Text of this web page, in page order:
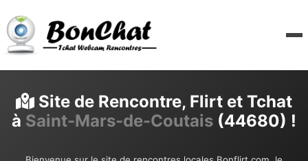
Site de Rencontre, Flirt et Tchat
à Saint-Mars-de-Coutais (44680) !